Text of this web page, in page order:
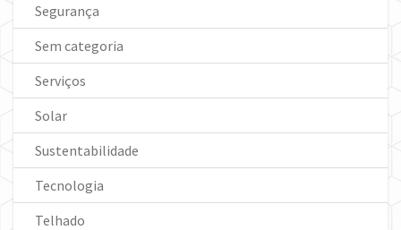
Segurança
Sem categoria
Serviços
Solar
Sustentabilidade
Tecnologia
Telhado